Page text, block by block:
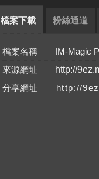
檔案下載 粉絲通道
檔案名稱 IM-Magic
來源網址
http://
分享網址